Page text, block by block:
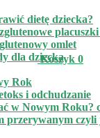
Koszyk 0
dietę dziecka?
omlet
dla dziecka
Rok
i odchudzanie
w Nowym Roku?
przerywanym